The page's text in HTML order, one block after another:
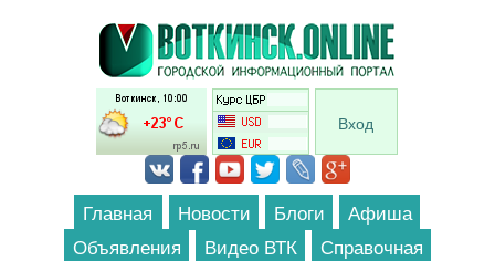
Перейти к основному содержанию
Вход
Главная Новости Блоги
Афиша
Объявления
Видео ВТК Справочная